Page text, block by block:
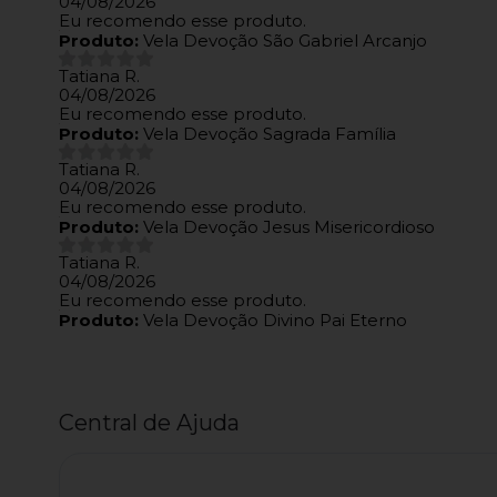
Eu recomendo esse produto.
Produto: Vela Devoção São Gabriel Arcanjo
Tatiana R.
04/08/2026
Eu recomendo esse produto.
Produto: Vela Devoção Sagrada Família
Tatiana R.
04/08/2026
Eu recomendo esse produto.
Produto: Vela Devoção Jesus Misericordioso
Tatiana R.
04/08/2026
Eu recomendo esse produto.
Produto: Vela Devoção Divino Pai Eterno
Central de Ajuda